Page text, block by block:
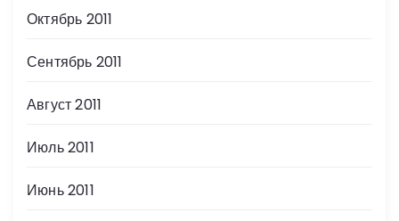
Октябрь 2011
Сентябрь 2011
Август 2011
Июль 2011
Июнь 2011